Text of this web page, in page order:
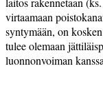
virtaamaan
syntymään, on
tulee olemaan
luonnonvoiman